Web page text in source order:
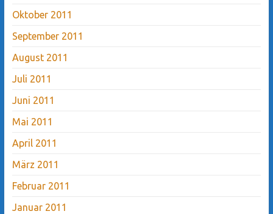
Oktober 2011
September 2011
August 2011
Juli 2011
Juni 2011
Mai 2011
April 2011
März 2011
Februar 2011
Januar 2011